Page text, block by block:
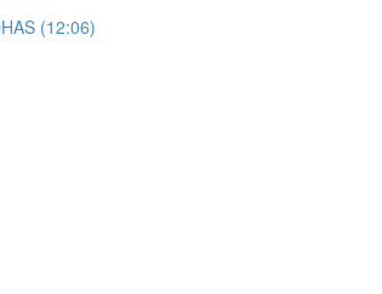
(12:06)